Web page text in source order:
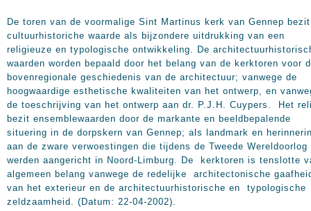
De toren van de voormalige Sint Martinus kerk van Gennep bezit
cultuurhistoriche waarde als bijzondere uitdrukking van een
religieuze en typologische ontwikkeling. De
waarden worden bepaald door het belang van de kerktoren voor
bovenregionale geschiedenis van de architectuur; vanwege de
hoogwaardige esthetische kwaliteiten van het ontwerp, en
de toeschrijving van het ontwerp aan dr. P.J.H. Cuypers. Het
bezit ensemblewaarden door de markante en beeldbepalende
situering in de dorpskern van Gennep; als landmark en
aan de zware verwoestingen die tijdens de Tweede Wereldoorlog
werden aangericht in Noord-Limburg. De kerktoren is tenslotte
algemeen belang vanwege de redelijke architectonische
van het exterieur en de architectuurhistorische en typologische
zeldzaamheid. (Datum: 22-04-2002).